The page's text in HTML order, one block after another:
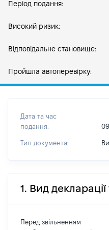
Період подання:
Високий ризик:
Відповідальне становище:
Пройшла автоперевірку:
Дата та час
подання:
Тип документа:
1. Вид
Перед звільненням